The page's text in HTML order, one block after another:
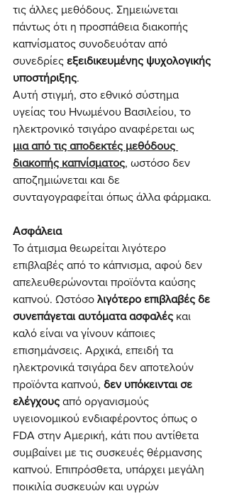
τις άλλες μεθόδους. Σημειώνεται
πάντως ότι η προσπάθεια διακοπής
καπνίσματος συνοδευόταν από
συνεδρίες εξειδικευμένης ψυχολογικής
υποστήριξης.
Αυτή στιγμή, στο εθνικό σύστημα
υγείας του Ηνωμένου Βασιλείου, το
ηλεκτρονικό τσιγάρο αναφέρεται ως
μια από τις αποδεκτές μεθόδους
διακοπής καπνίσματος, ωστόσο δεν
αποζημιώνεται και δε
συνταγογραφείται όπως άλλα φάρμακα.
Ασφάλεια
Το άτμισμα θεωρείται λιγότερο
επιβλαβές από το κάπνισμα, αφού δεν
απελευθερώνονται προϊόντα καύσης
καπνού. Ωστόσο λιγότερο επιβλαβές δε
συνεπάγεται αυτόματα ασφαλές και
καλό είναι να γίνουν κάποιες
επισημάνσεις. Αρχικά, επειδή τα
ηλεκτρονικά τσιγάρα δεν αποτελούν
προϊόντα καπνού, δεν υπόκεινται σε
ελέγχους από οργανισμούς
υγειονομικού ενδιαφέροντος όπως ο
FDA στην Αμερική, κάτι που αντίθετα
συμβαίνει με τις συσκευές θέρμανσης
καπνού. Επιπρόσθετα, υπάρχει μεγάλη
ποικιλία συσκευών και υγρών